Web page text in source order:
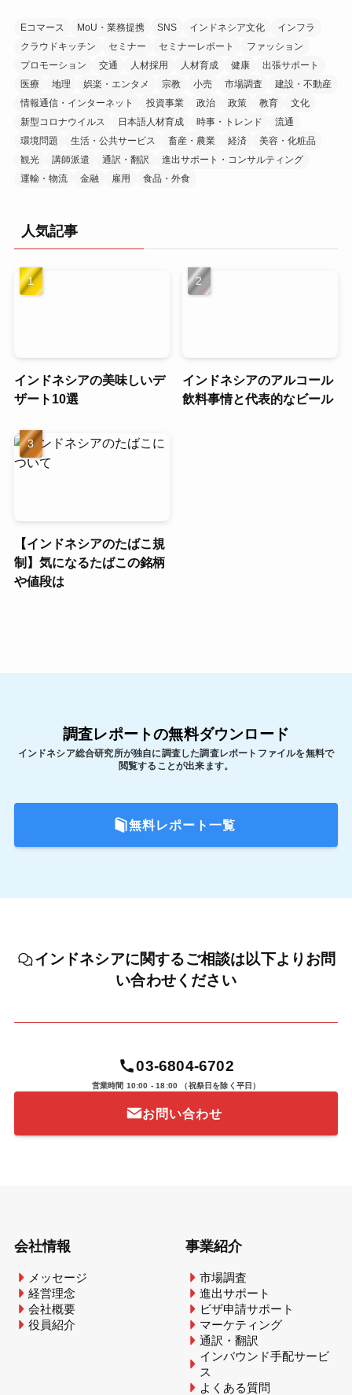
Eコマース MoU・業務提携 SNS インドネシア文化
インフラ
クラウドキッチン
セミナー セミナーレポート
ファッション
プロモーション
交通 人材採用 人材育成 健康
出張サポート
医療
地理 娯楽・エンタメ 宗教 小売 市場調査
建設・不動産
情報通信・インターネット
投資事業 政治 政策 教育
文化
新型コロナウイルス
日本語人材育成 時事・トレンド
流通
環境問題
生活・公共サービス 畜産・農業 経済
美容・化粧品
観光
講師派遣 通訳・翻訳
進出サポート・コンサルティング
運輸・物流
金融 雇用 食品・外食
人気記事
インドネシアの美味しいデ
ザート10選
インドネシアのアルコール
飲料事情と代表的なビール
【インドネシアのたばこ規
制】気になるたばこの銘柄
や値段は
調査レポートの無料ダウンロード
インドネシア総合研究所が独自に調査した調査レポートファイルを無料で
閲覧することが出来ます。
無料レポート一覧
インドネシアに関するご相談は以下よりお問
い合わせください
03-6804-6702
営業時間 10:00 - 18:00 （祝祭日を除く平日）
お問い合わせ
会社情報
メッセージ
経営理念
会社概要
役員紹介
事業紹介
市場調査
進出サポート
ビザ申請サポート
マーケティング
通訳・翻訳
インバウンド手配サービ
ス
よくある質問